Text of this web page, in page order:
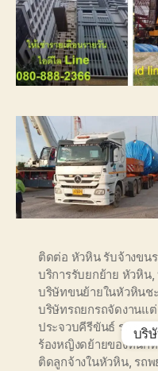
ติดต่อ หัวหิน รับจ้างขน
บริการรับยกย้าย หัวหิน,
บริษัทขนย้ายในหัวหินช
บริษัทรถยกรถจัดงานแ
ประจวบคีรีขันธ์ รถลาก
ร้องหญิงดย้ายของหนัก
ติดลูกจ้างในหัวหิน, รถพ
บริ